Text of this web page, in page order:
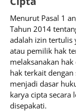
Menurut Pasal 1
Tahun 2014
adalah izin tertulis
atau pemilik hak
melaksanakan
hak terkait
menjadi dasar
karya cipta secara
disepakati.